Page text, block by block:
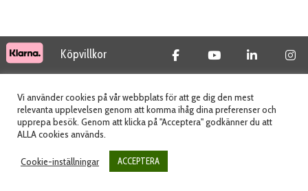
Köpvillkor
© 2026 Tidab AB - All Rights Reserved
Vi använder cookies på vår webbplats för att ge dig den mest
relevanta upplevelsen genom att komma ihåg dina preferenser och
upprepa besök. Genom att klicka på "Acceptera" godkänner du att
ALLA cookies används.
Cookie-inställningar ACCEPTERA